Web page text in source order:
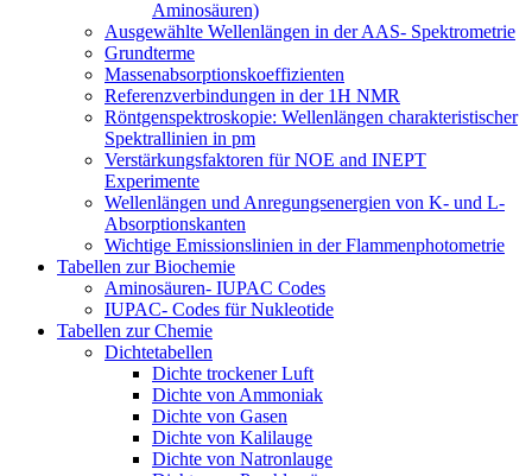
Aminosäuren)
Ausgewählte Wellenlängen in der AAS- Spektrometrie
Grundterme
Massenabsorptionskoeffizienten
Referenzverbindungen in der 1H NMR
Röntgenspektroskopie: Wellenlängen charakteristischer
Spektrallinien in pm
Verstärkungsfaktoren für NOE and INEPT
Experimente
Wellenlängen und Anregungsenergien von K- und L-
Absorptionskanten
Wichtige Emissionslinien in der Flammenphotometrie
Tabellen zur Biochemie
Aminosäuren- IUPAC Codes
IUPAC- Codes für Nukleotide
Tabellen zur Chemie
Dichtetabellen
Dichte trockener Luft
Dichte von Ammoniak
Dichte von Gasen
Dichte von Kalilauge
Dichte von Natronlauge